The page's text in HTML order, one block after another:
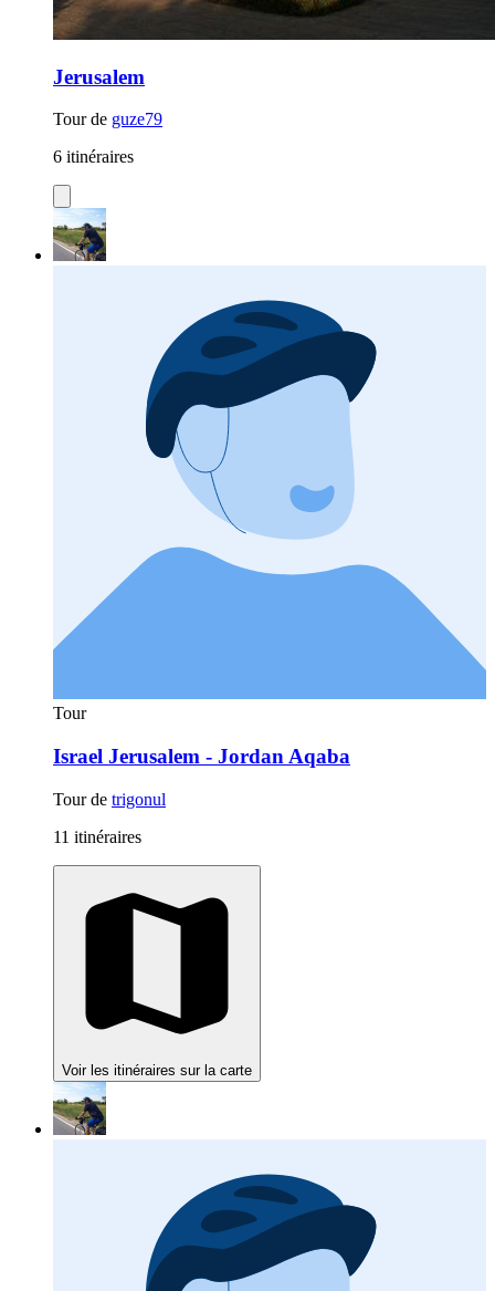
Jerusalem
Tour de guze79
6 itinéraires
Tour
Israel Jerusalem - Jordan Aqaba
Tour de trigonul
11 itinéraires
Voir les itinéraires sur la carte